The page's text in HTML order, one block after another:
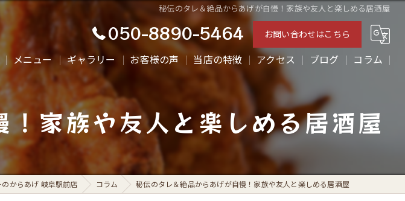
秘伝のタレ＆絶品からあげが自慢！家族や友人と楽しめる居酒屋
050-8890-5464 お問い合わせはこちら
メニュー ギャラリー お客様の声 当店の特徴
ディナー
テイクアウト
からあげ
アクセス ブログ コラム
家族や友人と楽しめる居酒屋
からあげ 岐阜駅前店 コラム 秘伝のタレ＆絶品からあげが自慢！家族や友人と楽しめる居酒屋